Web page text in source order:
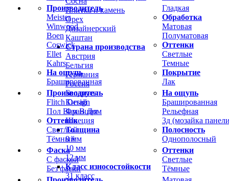
Производитель
Meister
Winwood
Boen
Coswick
Ellet
Kahrs
На ощупь
Брашированная
Гладкая
Обработка
Матовая
Полуматовая
Оттенки
Светлые
Темные
Покрытие
Лак
Производитель
Flitch Design
Пол Вам В Дом
Оттенок
Светлый
Тёмный
На ощупь
Брашированная
Рельефная
3д (мозайка
Полосность
Однополосный
Фаска
С фаской
Без фаски
Оттенки
Светлые
Тёмные
Плитка и камень
Орех
Дизайнерский
Каштан
Страна производства
Австрия
Бельгия
Германия
Россия
Беларусь
Китай
Франция
Швеция
Толщина
8 мм
10 мм
12 мм
Класс износостойкости
31 класс